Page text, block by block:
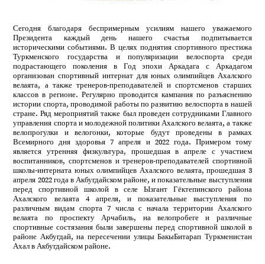
Сегодня благодаря беспримерным усилиям нашего уважаемого
Президента каждый день нашего счастья подпитывается
историческими событиями. В целях поднятия спортивного престижа
Туркменского государства и популяризации велоспорта среди
подрастающего поколения в Год эпохи Аркадага с Аркадагом
организован спортивный интернат для юных олимпийцев Ахалского
велаята, а также тренеров-преподавателей и спортсменов старших
классов в регионе. Регулярно проводится кампания по разъяснению
истории спорта, проводимой работы по развитию велоспорта в нашей
стране. Ряд мероприятий также был проведен сотрудниками Главного
управления спорта и молодежной политики Ахалского велаята, а также
велопрогулки и велогонки, которые будут проведены в рамках
Всемирного дня здоровья 7 апреля и 2022 года. Примером тому
является утренняя физкультура, прошедшая в апреле с участием
воспитанников, спортсменов и тренеров-преподавателей спортивной
школы-интерната юных олимпийцев Ахалского велаята, прошедшая 3
апреля 2022 года в Акбугдайском районе, и показательные выступления
перед спортивной школой в селе Ызгант Гёктепинского района
Ахалского велаята 4 апреля, и показательные выступления по
различным видам спорта 7 числа с начала территории Ахалского
велаята по проспекту Арчабиль, на велопробеге и различные
спортивные состязания были завершены перед спортивной школой в
районе Акбугдай, на пересечении улицы БакыБитарап Туркменистан
Ахал в Акбугдайском районе.